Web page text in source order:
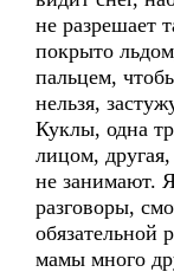
не разрешает
покрыто
пальцем,
нельзя,
Куклы, одна
лицом,
не занимают.
разговоры,
обязательной
мамы много